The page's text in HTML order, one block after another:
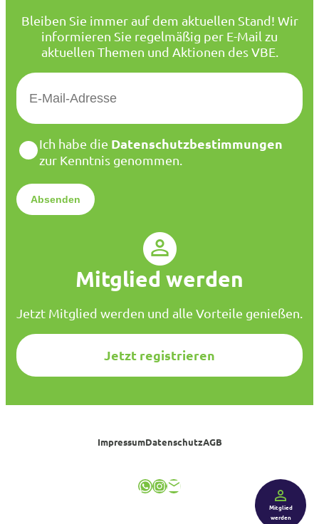
Bleiben Sie immer auf dem aktuellen Stand! Wir
informieren Sie regelmäßig per E-Mail zu
aktuellen Themen und Aktionen des VBE.
E
M
*
D
a
e
n
*
Ich habe die Datenschutzbestimmungen
zur Kenntnis genommen.
Mitglied werden
Jetzt Mitglied werden und alle Vorteile genießen.
Jetzt registrieren
ImpressumDatenschutzAGB
WhatsApp InstagramE-Mail
Mitglied
werden